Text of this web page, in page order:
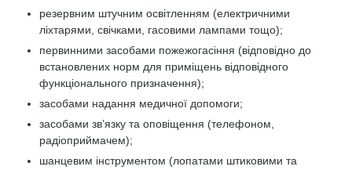
резервним штучним освітленням (електричними
ліхтарями, свічками, гасовими лампами тощо);
первинними засобами пожежогасіння (відповідно до
встановлених норм для приміщень відповідного
функціонального призначення);
засобами надання медичної допомоги;
засобами зв’язку та оповіщення (телефоном,
радіоприймачем);
шанцевим інструментом (лопатами штиковими та